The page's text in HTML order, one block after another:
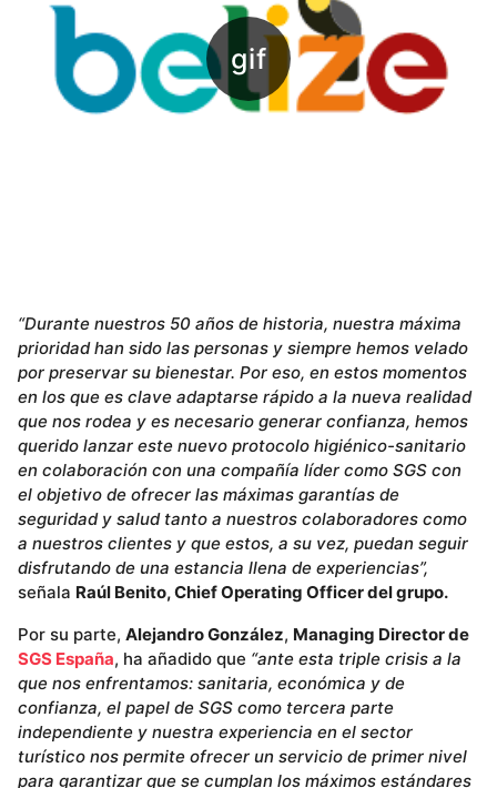
“Durante nuestros 50 años de historia, nuestra máxima
prioridad han sido las personas y siempre hemos velado
por preservar su bienestar. Por eso, en estos momentos
en los que es clave adaptarse rápido a la nueva realidad
que nos rodea y es necesario generar confianza, hemos
querido lanzar este nuevo protocolo higiénico-sanitario
en colaboración con una compañía líder como SGS con
el objetivo de ofrecer las máximas garantías de
seguridad y salud tanto a nuestros colaboradores como
a nuestros clientes y que estos, a su vez, puedan seguir
disfrutando de una estancia llena de experiencias”,
señala Raúl Benito, Chief Operating Officer del grupo.
Por su parte, Alejandro González, Managing Director de
SGS España, ha añadido que “ante esta triple crisis a la
que nos enfrentamos: sanitaria, económica y de
confianza, el papel de SGS como tercera parte
independiente y nuestra experiencia en el sector
turístico nos permite ofrecer un servicio de primer nivel
para garantizar que se cumplan los máximos estándares